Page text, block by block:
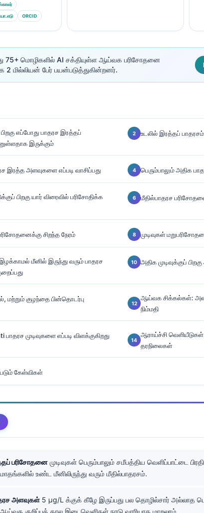
ORCID
75+ மொழிகளில் AI சக்தியுள்ள ஆய்வக பரிசோதனை
2 மில்லியன் பேர் பயன்படுத்துகின்றனர்.
எப்போது பாதரச இரத்தப்
இருக்கும்
உடலில் இரத்தப் பாதரசம்
இரத்த அளவுகளை எப்படி வாசிப்பது பெரும்பாலும் அதிக
பிறகு யார் விரைவில் பரிசோதிக்க
மீதில்பாதரச
சிறந்த நேரம் முடிவுகள்
மீனில் இருந்து வரும் பாதரச
அதிக முடிவுக்குப்
மற்றும் குழந்தை பின்தொடர்பு
ஆய்வக சிக்கல்கள்:
நிம்மதி
முடிவுகளை எப்படி விளக்குகிறது
ஆராய்ச்சி வெளியீடுகள்
தரநிலைகள்
கேள்விகள்
பரிசோதனை முடிவுகள் பெரும்பாலும் சமீபத்திய வெளிப்பாட்டை
உண்ட மீனிலிருந்து வரும் மீதில்பாதரசம்.
அளவுகள்5 µg/L க்குக் கீழே இருப்பது பல தொழில்சார் அல்லாத
ஆய்வக குறிப்புக் கால இடைவெளிகள் நாடு வாரியாக மாறலாம்.